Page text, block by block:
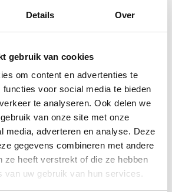
Details Over
gebruik van cookies
om content en advertenties te
functies voor social media te bieden
te analyseren. Ook delen we
van onze site met onze
media, adverteren en analyse. Deze
gegevens combineren met andere
ze heeft verstrekt of die ze hebben
van uw gebruik van hun services.